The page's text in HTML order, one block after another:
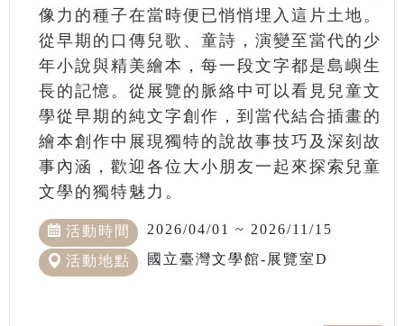
像力的種子在當時便已悄悄埋入這片土地。
從早期的口傳兒歌、童詩，演變至當代的少
年小說與精美繪本，每一段文字都是島嶼生
長的記憶。從展覽的脈絡中可以看見兒童文
學從早期的純文字創作，到當代結合插畫的
繪本創作中展現獨特的說故事技巧及深刻故
事內涵，歡迎各位大小朋友一起來探索兒童
文學的獨特魅力。
活動時間 2026/04/01 ~ 2026/11/15
活動地點 國立臺灣文學館-展覽室D